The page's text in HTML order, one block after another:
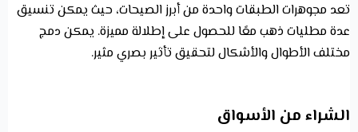
تعد مجوهرات الطبقات واحدة من أبرز الصيحات، حيث يمكن تنسيق
عدة مطليات ذهب معًا للحصول على إطلالة مميزة. يمكن دمج
مختلف الأطوال والأشكال لتحقيق تأثير بصري مثير.
الشراء من الأسواق